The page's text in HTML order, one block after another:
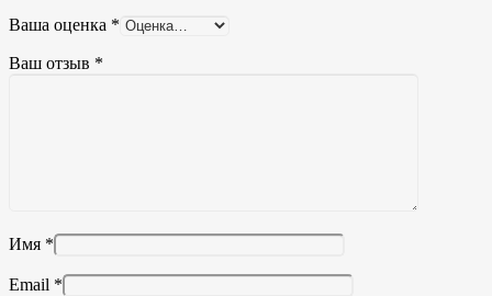
Ваша оценка *
Ваш отзыв *
Имя *
Email *